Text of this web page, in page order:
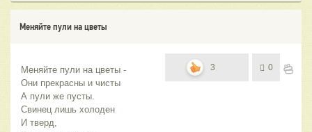
Меняйте пули на цветы
Меняйте пули на цветы -
Они прекрасны и чисты
А пули же пусты.
Свинец лишь холоден
И тверд,
3 0